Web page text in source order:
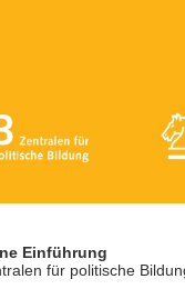
Einführung
für politische